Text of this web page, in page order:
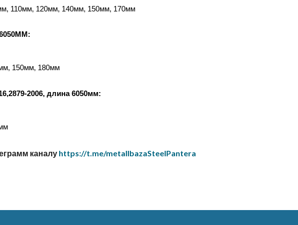
110мм, 120мм, 140мм, 150мм, 170мм
150мм, 180мм
2006, длина 6050мм:
каналуhttps://t.me/metallbazaSteelPantera